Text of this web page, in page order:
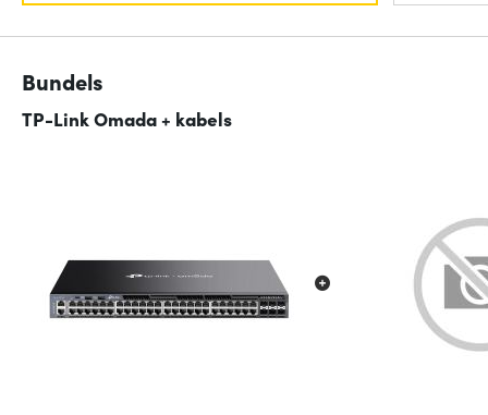
Bundels
TP-Link Omada + kabels